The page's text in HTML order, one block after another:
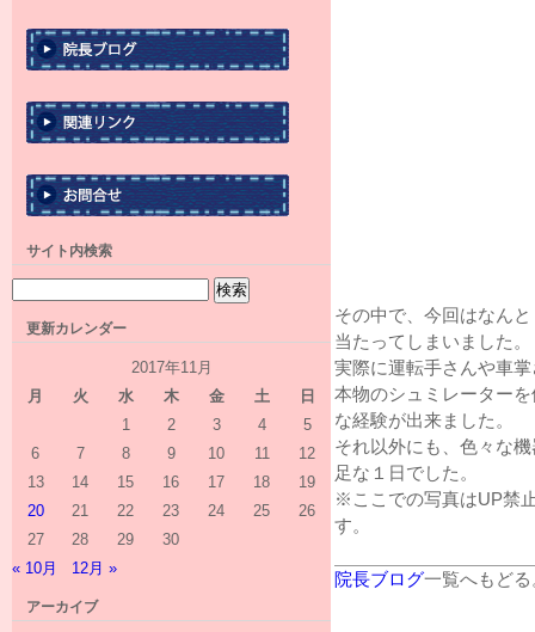
サイト内検索
更新カレンダー
2017年11月
月
火 水 木 金 土
日
1
2 3 4
5
6
7 8 9 10 11
12
13
14 15 16 17 18
19
20
21 22 23 24 25
26
27
28 29
30
« 10月
12月 »
アーカイブ
その中で、今回はなん
当たってしまいました。
実際に運転手さんや車
本物のシュミレーター
な経験が出来ました。
それ以外にも、色々な
足な１日でした。
※ここでの写真はUP禁
す。
院長ブログ一覧へもどる